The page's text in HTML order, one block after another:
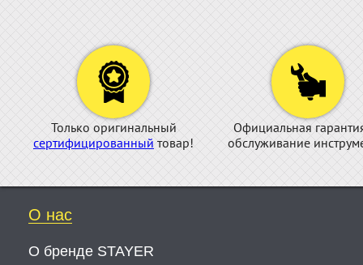
Только оригинальный
сертифицированный товар!
Официальная
обслуживание
О нас
О бренде STAYER